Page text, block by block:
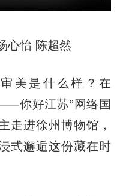
心怡 陈超然
美是什么样？在
你好江苏”网络国
走进徐州博物馆，
式邂逅这份藏在时